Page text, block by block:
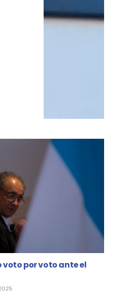
voto por voto ante el